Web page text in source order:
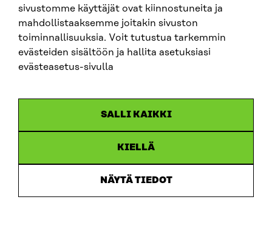
sivustomme käyttäjät ovat kiinnostuneita ja
mahdollistaaksemme joitakin sivuston
toiminnallisuuksia. Voit tutustua tarkemmin
evästeiden sisältöön ja hallita asetuksiasi
evästeasetus-sivulla
SALLI KAIKKI
KIELLÄ
NÄYTÄ TIEDOT
LinkedIn
Instagram
YouTube
Saavutettavuusseloste
Asiakirjajulkisuus